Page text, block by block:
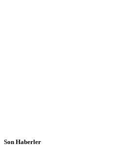
Son Haberler